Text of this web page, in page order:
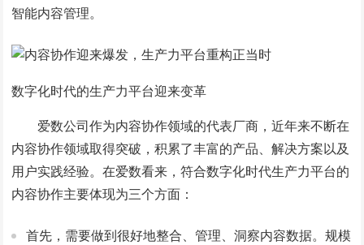
智能内容管理。
数字化时代的生产力平台迎来变革
爱数公司作为内容协作领域的代表厂商，近年来不断在
内容协作领域取得突破，积累了丰富的产品、解决方案以及
用户实践经验。在爱数看来，符合数字化时代生产力平台的
内容协作主要体现为三个方面：
首先，需要做到很好地整合、管理、洞察内容数据。规模